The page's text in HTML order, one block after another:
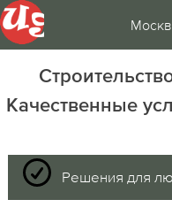
Качественные
Решения для